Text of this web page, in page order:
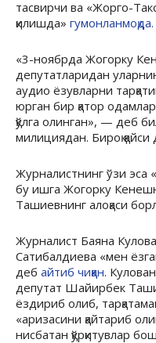
тасвирчи ва «Жорго-
қилишда» гумонланмоқда.
«3-ноябрда Жогорку
депутатларидан
аудио ёзувларни
юрган бир қатор
қўлга олинган», — деб
милициядан. Бироқ
Журналистнинг ўзи эса
бу ишга Жогорку
Ташиевнинг алоқаси
Журналист Баяна
Сатибалдиева «мен
деб айтиб чиққан.
депутат Шайирбек
ёздириб олиб,
«аризасини қайтариб
нисбатан қўрқитувлар